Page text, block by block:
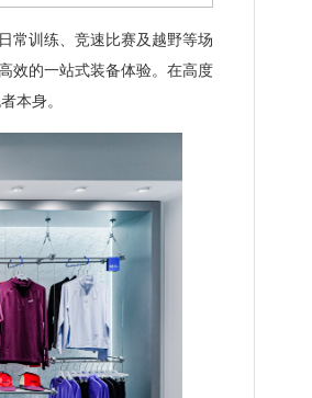
常训练、竞速比赛及越野等场
效的一站式装备体验。在高度
本身。